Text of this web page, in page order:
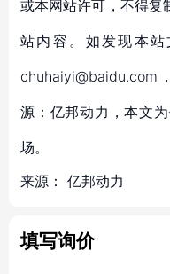
或本网站许可，不得复
站内容。如发现本
chuhaiyi@baidu.com
源：亿邦动力，本文
场。
来源： 亿邦动力
填写询价